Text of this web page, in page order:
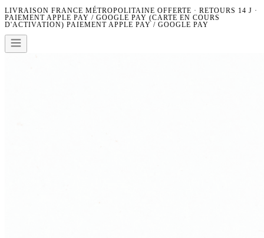
LIVRAISON FRANCE MÉTROPOLITAINE OFFERTE · RETOURS 14 J ·
PAIEMENT APPLE PAY / GOOGLE PAY (CARTE EN COURS
D'ACTIVATION) PAIEMENT APPLE PAY / GOOGLE PAY